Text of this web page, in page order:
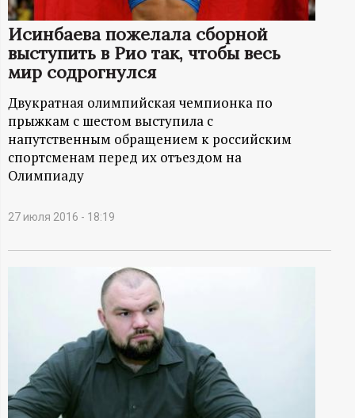
Й
Д
А
Н
-
и
н
м
Исинбаева пожелала сборной
выступить в Рио так, чтобы весь
мир содрогнулся
Двукратная олимпийская чемпионка по
прыжкам с шестом выступила с
напутственным обращением к российским
спортсменам перед их отъездом на
Олимпиаду
27 июля 2016 - 18:19